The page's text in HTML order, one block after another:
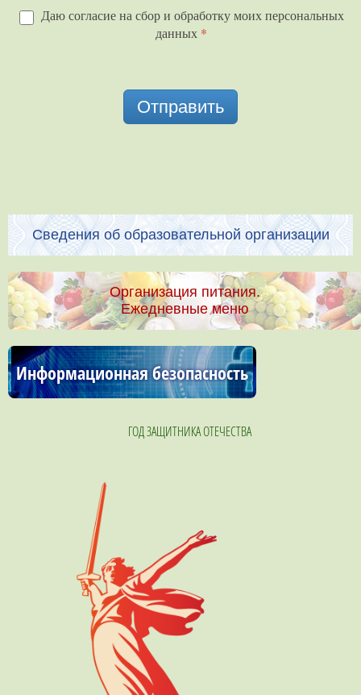
Даю согласие на сбор и обработку моих персональных
данных *
Отправить
Сведения об образовательной организации
Организация питания.
Ежедневные меню
Информационная безопасность
ГОД ЗАЩИТНИКА ОТЕЧЕСТВА